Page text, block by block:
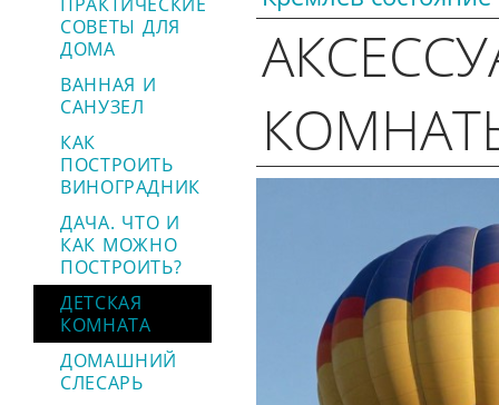
СОВЕТЫ ДЛЯ
ДОМА
ВАННАЯ И
САНУЗЕЛ
КАК
ПОСТРОИТЬ
ВИНОГРАДНИК
ДАЧА. ЧТО И
КАК МОЖНО
ПОСТРОИТЬ?
ДЕТСКАЯ
КОМНАТА
ДОМАШНИЙ
СЛЕСАРЬ